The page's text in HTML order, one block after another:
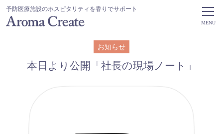
予防医療施設のホスピタリティを香りでサポート
MENU
お知らせ
本日より公開「社長の現場ノート」